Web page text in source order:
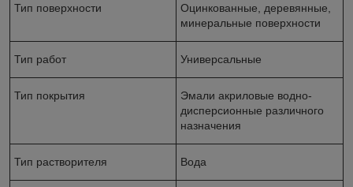
Тип поверхности
Оцинкованные, деревянные,
минеральные поверхности
Тип работ Универсальные
Тип покрытия
Эмали акриловые водно-
дисперсионные различного
назначения
Тип растворителя Вода